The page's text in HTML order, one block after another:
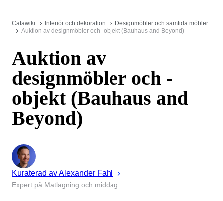
Catawiki Interiör och dekoration
Designmöbler och samtida möbler
Auktion av designmöbler och -objekt (Bauhaus and Beyond)
Auktion av
designmöbler och -
objekt (Bauhaus and
Beyond)
Kuraterad avAlexander Fahl
Expert på Matlagning och middag